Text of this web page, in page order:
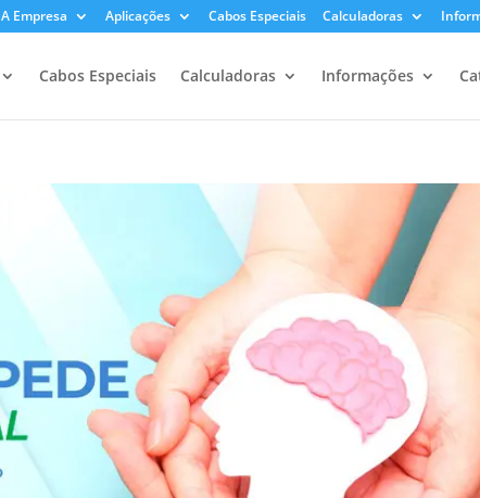
A Empresa Aplicações Cabos Especiais Calculadoras
Cabos Especiais Calculadoras Informações